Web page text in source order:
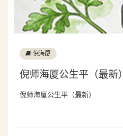
倪海厦
倪师海厦公生平（最新）
倪师海厦公生平（最新）